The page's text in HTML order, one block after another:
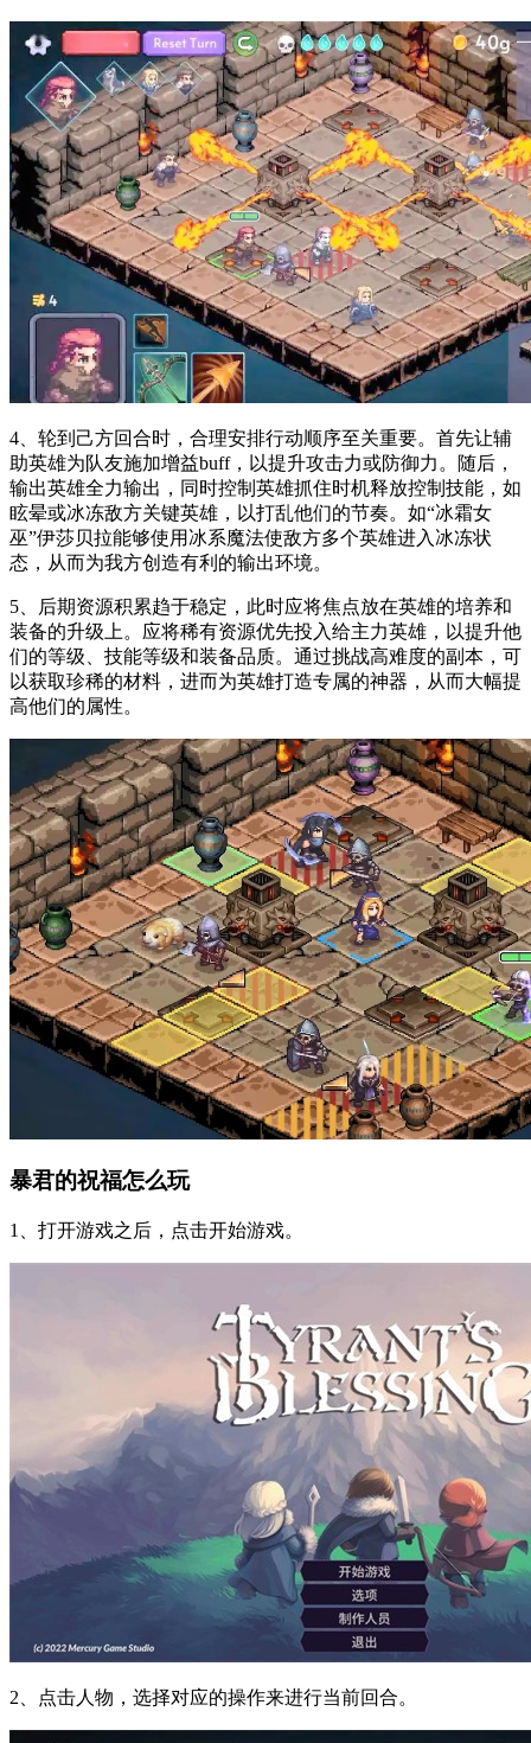
4、轮到己方回合时，合理安排行动顺序至关重要。首先让辅
助英雄为队友施加增益buff，以提升攻击力或防御力。随后，
输出英雄全力输出，同时控制英雄抓住时机释放控制技能，如
眩晕或冰冻敌方关键英雄，以打乱他们的节奏。如“冰霜女
巫”伊莎贝拉能够使用冰系魔法使敌方多个英雄进入冰冻状
态，从而为我方创造有利的输出环境。
5、后期资源积累趋于稳定，此时应将焦点放在英雄的培养和
装备的升级上。应将稀有资源优先投入给主力英雄，以提升他
们的等级、技能等级和装备品质。通过挑战高难度的副本，可
以获取珍稀的材料，进而为英雄打造专属的神器，从而大幅提
高他们的属性。
暴君的祝福怎么玩
1、打开游戏之后，点击开始游戏。
2、点击人物，选择对应的操作来进行当前回合。